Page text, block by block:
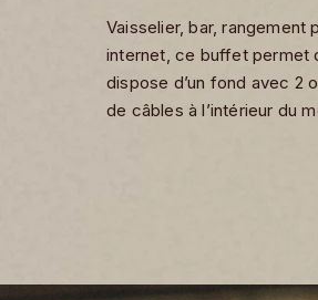
Vaisselier, bar,
internet, ce buffet permet
dispose d’un fond avec 2
de câbles à l’intérieur du